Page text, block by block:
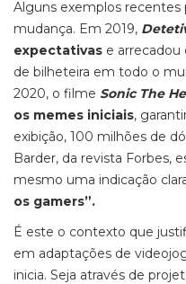
Alguns exemplos recentes
mudança. Em 2019,
expectativas e arrecadou
de bilheteira em todo o
2020, o filme Sonic The
os memes iniciais,
exibição, 100 milhões de
Barder, da revista Forbes,
mesmo uma indicação
os gamers”.
É este o contexto que
em adaptações de
inicia. Seja através de